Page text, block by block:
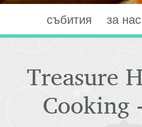
събития за нас
Treasure
Cooking